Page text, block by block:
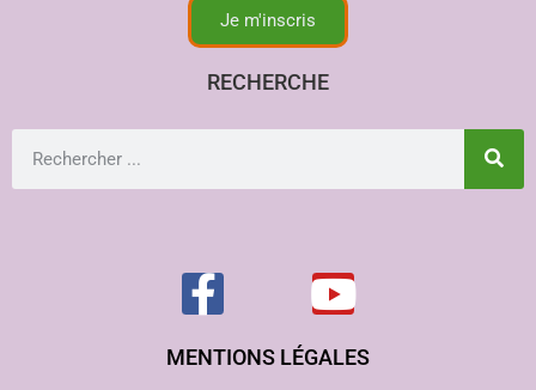
Je m'inscris
RECHERCHE
MENTIONS LÉGALES